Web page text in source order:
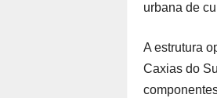
urbana de
A estrutura
Caxias do